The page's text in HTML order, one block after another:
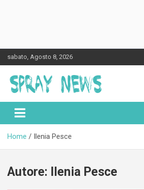
to
content
sabato, Agosto 8, 2026
Spraynews.it
Home Ilenia Pesce
Autore: Ilenia Pesce